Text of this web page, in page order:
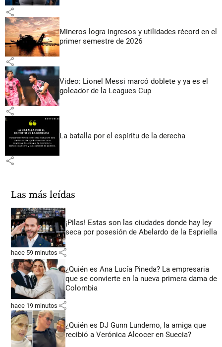
share
Mineros logra ingresos y utilidades récord en el
primer semestre de 2026
share
Video: Lionel Messi marcó doblete y ya es el
goleador de la Leagues Cup
share
La batalla por el espíritu de la derecha
share
Las más leídas
¡Pilas! Estas son las ciudades donde hay ley
seca por posesión de Abelardo de la Espriella
hace 59 minutos share
¿Quién es Ana Lucía Pineda? La empresaria
que se convierte en la nueva primera dama de
Colombia
hace 19 minutos share
¿Quién es DJ Gunn Lundemo, la amiga que
recibió a Verónica Alcocer en Suecia?